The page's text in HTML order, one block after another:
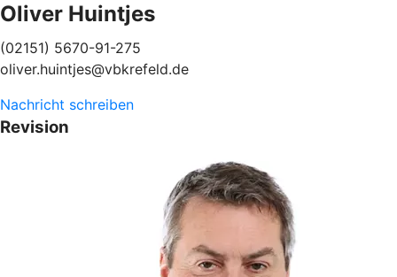
Oliver Huintjes
(02151) 5670-91-275
oliver.huintjes@vbkrefeld.de
Nachricht schreiben
Revision